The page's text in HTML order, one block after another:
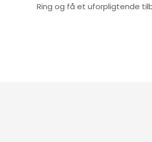
Ring og få et uforpligtende